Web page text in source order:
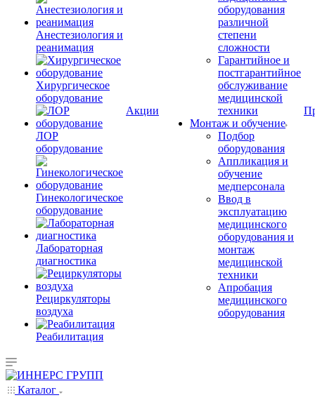
Анестезиология и
реанимация
Хирургическое
оборудование
ЛОР
оборудование
Гинекологическое
оборудование
Лабораторная
диагностика
Рециркуляторы
воздуха
Реабилитация
Акции
оборудования
различной
степени
сложности
Гарантийное и
постгарантийное
обслуживание
медицинской
техники
Монтаж и обучение
Подбор
оборудования
Аппликация и
обучение
медперсонала
Ввод в
эксплуатацию
медицинского
оборудования и
монтаж
медицинской
техники
Апробация
медицинского
оборудования
Каталог